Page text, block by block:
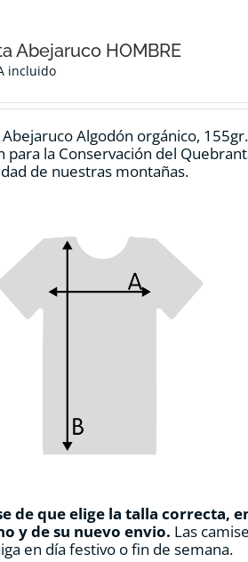
opciones
elegir
la
página
de
Abejaruco HOMBRE
incluido
Algodón orgánico,
para la Conservación del
de nuestras montañas.
de que elige la talla correcta,
y de su nuevo envio. Las
en día festivo o fin de semana.